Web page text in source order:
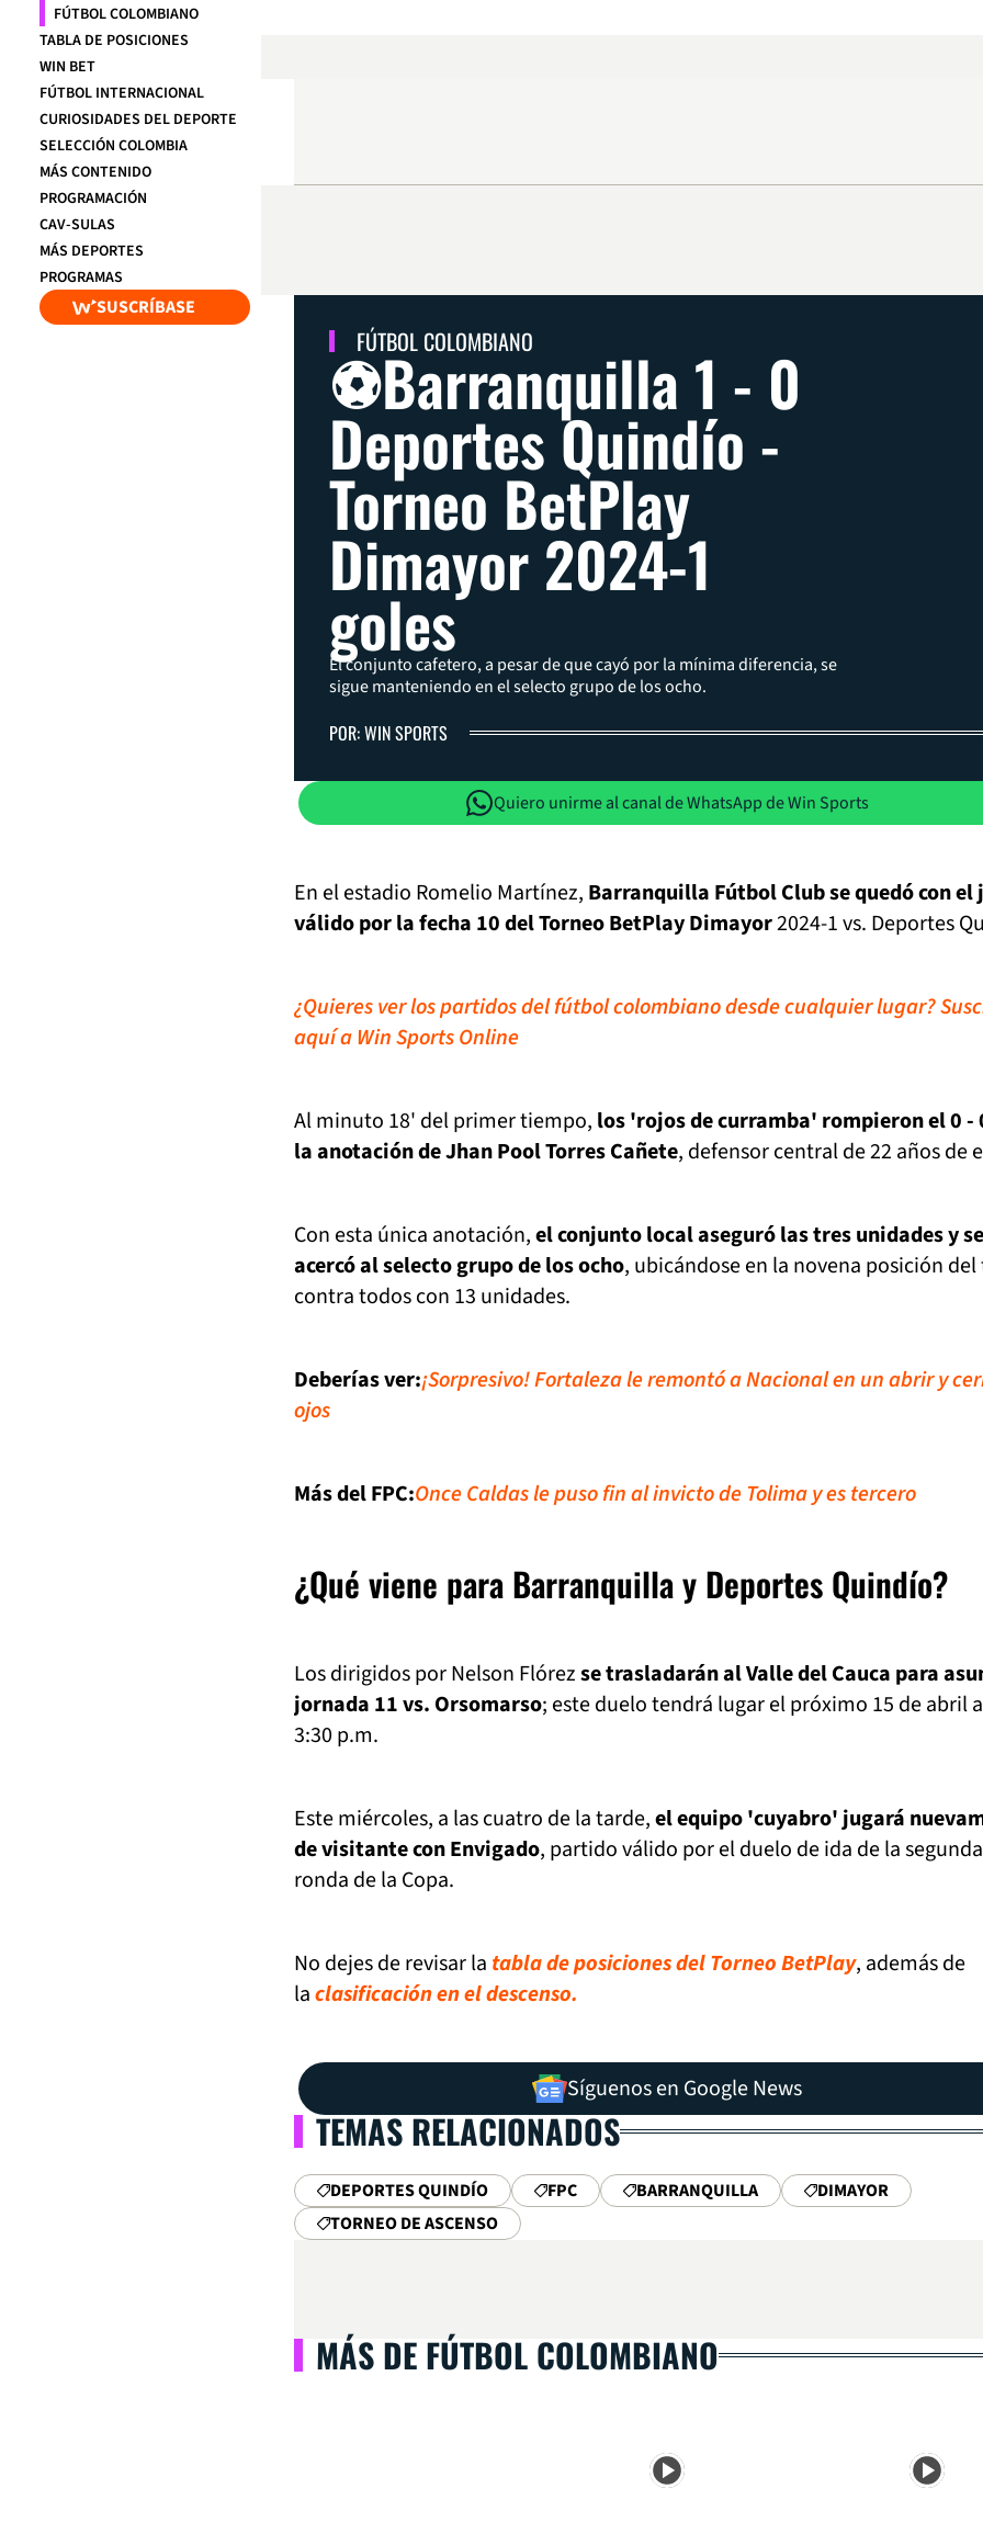
FÚTBOL COLOMBIANO
TABLA DE POSICIONES
WIN BET
FÚTBOL INTERNACIONAL
CURIOSIDADES DEL DEPORTE
SELECCIÓN COLOMBIA
MÁS CONTENIDO
PROGRAMACIÓN
CAV-SULAS
MÁS DEPORTES
PROGRAMAS
SUSCRÍBASE
FÚTBOL COLOMBIANO
⚽Barranquilla 1 - 0
Deportes Quindío -
Torneo BetPlay
Dimayor 2024-1
goles
El conjunto cafetero, a pesar de que cayó por la mínima diferencia, se
sigue manteniendo en el selecto grupo de los ocho.
POR: WIN SPORTS
Quiero unirme al canal de WhatsApp de Win Sports
En el estadio Romelio Martínez, Barranquilla Fútbol Club se quedó con el
válido por la fecha 10 del Torneo BetPlay Dimayor2024-1 vs. Deportes
¿Quieres ver los partidos del fútbol colombiano desde cualquier lugar?
aquí a Win Sports Online
Al minuto 18' del primer tiempo, los 'rojos de curramba' rompieron el 0 -
la anotación de Jhan Pool Torres Cañete, defensor central de 22 años de
Con esta única anotación,el conjunto local aseguró las tres unidades y se
acercó al selecto grupo de los ocho, ubicándose en la novena posición
contra todos con 13 unidades.
Deberías ver:¡Sorpresivo! Fortaleza le remontó a Nacional en un abrir y
ojos
Más del FPC:Once Caldas le puso fin al invicto de Tolima y es tercero
¿Qué viene para Barranquilla y Deportes Quindío?
Los dirigidos por Nelson Flórezse trasladarán al Valle del Cauca para
jornada 11 vs. Orsomarso; este duelo tendrá lugar el próximo 15 de abril
3:30 p.m.
Este miércoles, a las cuatro de la tarde,el equipo 'cuyabro' jugará
de visitante con Envigado, partido válido por el duelo de ida de la segunda
ronda de la Copa.
No dejes de revisar la tabla de posiciones del Torneo BetPlay, además de
laclasificación en el descenso.
Síguenos en Google News
TEMAS RELACIONADOS
DEPORTES QUINDÍO FPC BARRANQUILLA
DIMAYOR
TORNEO DE ASCENSO
MÁS DE FÚTBOL COLOMBIANO